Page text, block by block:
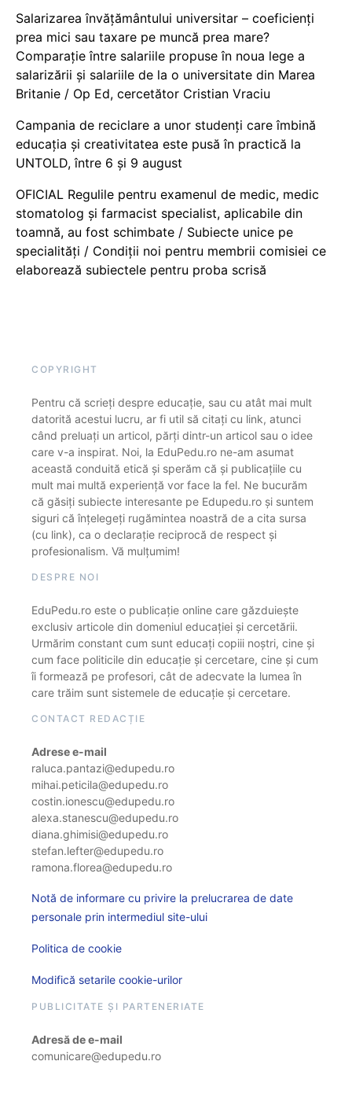
Salarizarea învățământului universitar – coeficienți
prea mici sau taxare pe muncă prea mare?
Comparație între salariile propuse în noua lege a
salarizării și salariile de la o universitate din Marea
Britanie / Op Ed, cercetător Cristian Vraciu
Campania de reciclare a unor studenți care îmbină
educația și creativitatea este pusă în practică la
UNTOLD, între 6 și 9 august
OFICIAL Regulile pentru examenul de medic, medic
stomatolog și farmacist specialist, aplicabile din
toamnă, au fost schimbate / Subiecte unice pe
specialități / Condiții noi pentru membrii comisiei ce
elaborează subiectele pentru proba scrisă
COPYRIGHT
Pentru că scrieți despre educație, sau cu atât mai mult
datorită acestui lucru, ar fi util să citați cu link, atunci
când preluați un articol, părți dintr-un articol sau o idee
care v-a inspirat. Noi, la EduPedu.ro ne-am asumat
această conduită etică și sperăm că și publicațiile cu
mult mai multă experiență vor face la fel. Ne bucurăm
că găsiți subiecte interesante pe Edupedu.ro și suntem
siguri că înțelegeți rugămintea noastră de a cita sursa
(cu link), ca o declarație reciprocă de respect și
profesionalism. Vă mulțumim!
DESPRE NOI
EduPedu.ro este o publicație online care găzduiește
exclusiv articole din domeniul educației și cercetării.
Urmărim constant cum sunt educați copiii noștri, cine și
cum face politicile din educație și cercetare, cine și cum
îi formează pe profesori, cât de adecvate la lumea în
care trăim sunt sistemele de educație și cercetare.
CONTACT REDACȚIE
Adrese e-mail
raluca.pantazi@edupedu.ro
mihai.peticila@edupedu.ro
costin.ionescu@edupedu.ro
alexa.stanescu@edupedu.ro
diana.ghimisi@edupedu.ro
stefan.lefter@edupedu.ro
ramona.florea@edupedu.ro
Notă de informare cu privire la prelucrarea de date
personale prin intermediul site-ului
Politica de cookie
Modifică setarile cookie-urilor
PUBLICITATE ȘI PARTENERIATE
Adresă de e-mail
comunicare@edupedu.ro